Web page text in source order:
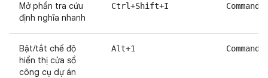
Mở phần tra cứu
định nghĩa nhanh
Ctrl+Shift+I
Bật/tắt chế độ
hiển thị cửa sổ
công cụ dự án
Alt+1